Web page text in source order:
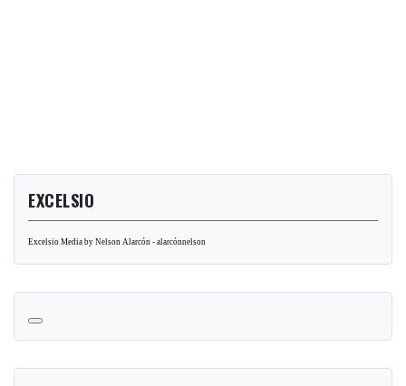
EXCELSIO
Excelsio Media by Nelson Alarcón - alarcónnelson